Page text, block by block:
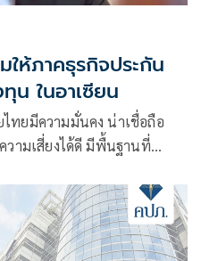
ห้ภาคธุรกิจประกัน
น ในอาเซียน
ทยมีความมั่นคง น่าเชื่อถือ
วามเสี่ยงได้ดี มีพื้นฐานที่
นการรักษาพยาบาล เป็นเหตุ
ธรรม์และรับบริการด้าน